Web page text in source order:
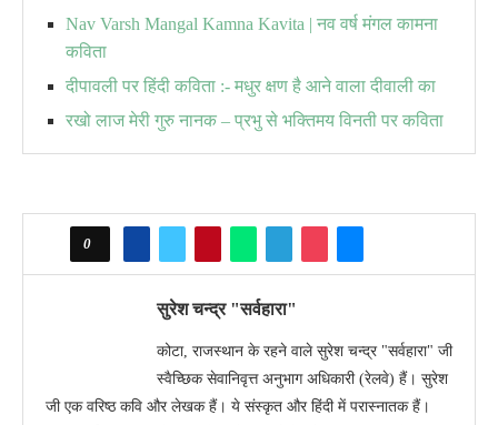
Nav Varsh Mangal Kamna Kavita | नव वर्ष मंगल कामना
कविता
दीपावली पर हिंदी कविता :- मधुर क्षण है आने वाला दीवाली का
रखो लाज मेरी गुरु नानक – प्रभु से भक्तिमय विनती पर कविता
0
सुरेश चन्द्र "सर्वहारा"
कोटा, राजस्थान के रहने वाले सुरेश चन्द्र "सर्वहारा" जी
स्वैच्छिक सेवानिवृत्त अनुभाग अधिकारी (रेलवे) हैं। सुरेश
जी एक वरिष्ठ कवि और लेखक हैं। ये संस्कृत और हिंदी में परास्नातक हैं।